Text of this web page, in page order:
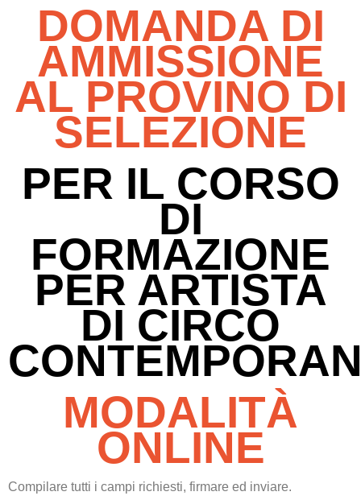
DOMANDA DI
AMMISSIONE
AL PROVINO DI
SELEZIONE
PER IL CORSO
DI
FORMAZIONE
PER ARTISTA
DI CIRCO
MODALITÀ
ONLINE
Compilare tutti i campi richiesti, firmare ed inviare.